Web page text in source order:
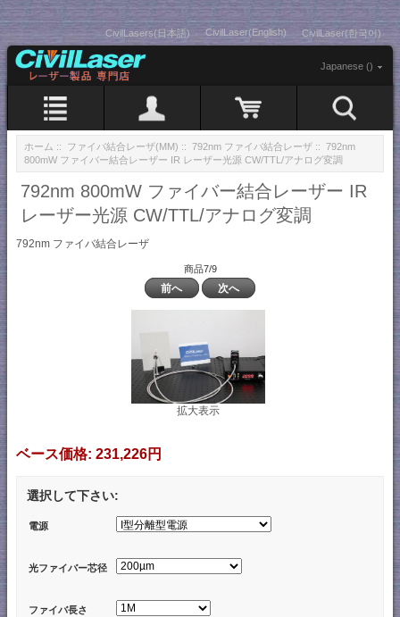
CivilLasers(日本語) CivilLaser(English) CivilLaser(한국어)
Japanese ()
ホーム :: ファイバ結合レーザ(MM) :: 792nm ファイバ結合レーザ :: 792nm
800mW ファイバー結合レーザー IR レーザー光源 CW/TTL/アナログ変調
792nm 800mW ファイバー結合レーザー IR
レーザー光源 CW/TTL/アナログ変調
792nm ファイバ結合レーザ
商品7/9
前へ 次へ
拡大表示
ベース価格: 231,226円
選択して下さい:
電源
光ファイバー芯径
ファイバ長さ